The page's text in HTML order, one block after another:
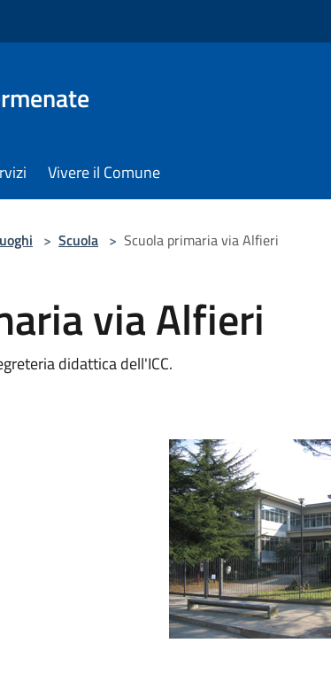
Vivere il Comune
> Scuola > Scuola primaria via Alfieri
via Alfieri
didattica dell'ICC.